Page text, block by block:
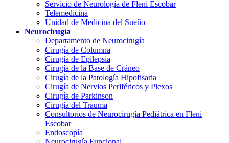
Servicio de Neurología de Fleni Escobar
Telemedicina
Unidad de Medicina del Sueño
Neurocirugía
Departamento de Neurocirugía
Cirugía de Columna
Cirugía de Epilepsia
Cirugía de la Base de Cráneo
Cirugía de la Patología Hipofisaria
Cirugía de Nervios Periféricos y Plexos
Cirugía de Parkinson
Cirugía del Trauma
Consultorios de Neurocirugía Pediátrica en Fleni
Escobar
Endoscopía